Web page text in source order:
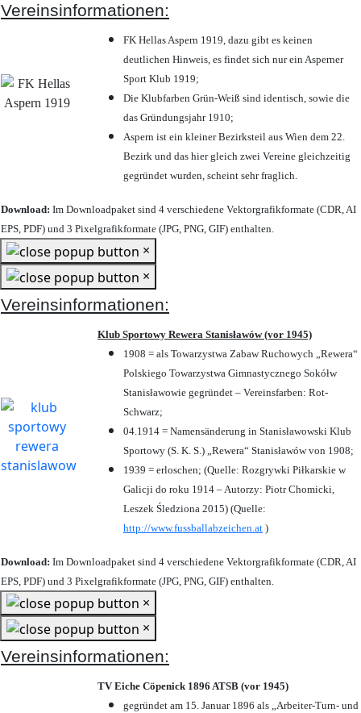
Vereinsinformationen:
FK Hellas Aspern 1919, dazu gibt es keinen
deutlichen Hinweis, es findet sich nur ein Asperner
Sport Klub 1919;
Die Klubfarben Grün-Weiß sind identisch, sowie die
das Gründungsjahr 1910;
Aspern ist ein kleiner Bezirksteil aus Wien dem 22.
Bezirk und das hier gleich zwei Vereine gleichzeitig
gegründet wurden, scheint sehr fraglich.
Download: Im Downloadpaket sind 4 verschiedene Vektorgrafikformate (CDR, AI
EPS, PDF) und 3 Pixelgrafikformate (JPG, PNG, GIF) enthalten.
×
×
Vereinsinformationen:
Klub Sportowy Rewera Stanisławów (vor 1945)
1908 = als Towarzystwa Zabaw Ruchowych „Rewera“
Polskiego Towarzystwa Gimnastycznego Sokółw
Stanisławowie gegründet – Vereinsfarben: Rot-
Schwarz;
04.1914 = Namensänderung in Stanisławowski Klub
Sportowy (S. K. S.) „Rewera“ Stanisławów von 1908;
1939 = erloschen; (Quelle: Rozgrywki Piłkarskie w
Galicji do roku 1914 – Autorzy: Piotr Chomicki,
Leszek Śledziona 2015) (Quelle:
http://www.fussballabzeichen.at )
Download: Im Downloadpaket sind 4 verschiedene Vektorgrafikformate (CDR, AI
EPS, PDF) und 3 Pixelgrafikformate (JPG, PNG, GIF) enthalten.
×
×
Vereinsinformationen:
TV Eiche Cöpenick 1896 ATSB (vor 1945)
gegründet am 15. Januar 1896 als „Arbeiter-Turn- und